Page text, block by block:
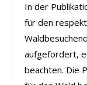
In der
für den
aufgefordert,
beachten. Die